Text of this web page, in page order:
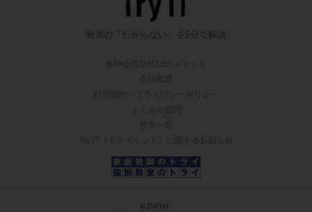
勉強の「わからない」を5分で解決
© ZUIYO